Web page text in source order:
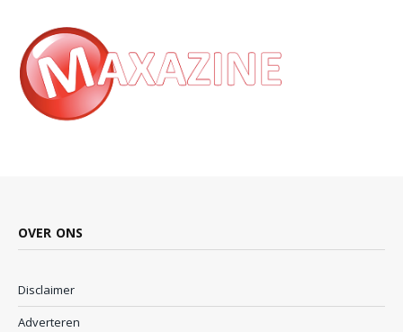
OVER ONS
Disclaimer
Adverteren